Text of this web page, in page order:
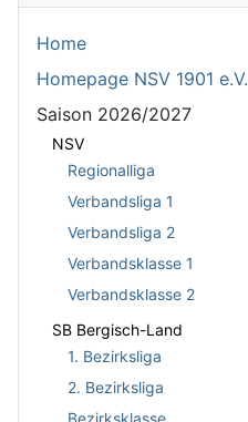
Home
Homepage NSV 1901 e.V.
Saison 2026/2027
NSV
Regionalliga
Verbandsliga 1
Verbandsliga 2
Verbandsklasse 1
Verbandsklasse 2
SB Bergisch-Land
1. Bezirksliga
2. Bezirksliga